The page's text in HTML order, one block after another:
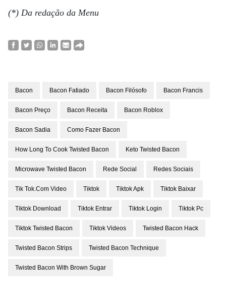
(*) Da redação da Menu
Bacon Bacon Fatiado Bacon Filósofo Bacon Francis
Bacon Preço Bacon Receita Bacon Roblox
Bacon Sadia Como Fazer Bacon
How Long To Cook Twisted Bacon Keto Twisted Bacon
Microwave Twisted Bacon Rede Social Redes Sociais
Tik Tok.com Video Tiktok Tiktok Apk Tiktok Baixar
Tiktok Download Tiktok Entrar Tiktok Login Tiktok Pc
Tiktok Twisted Bacon Tiktok Videos Twisted Bacon Hack
Twisted Bacon Strips Twisted Bacon Technique
Twisted Bacon With Brown Sugar